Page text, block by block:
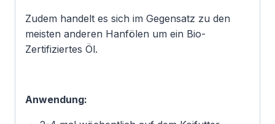
Zudem handelt es sich im Gegensatz zu den
meisten anderen Hanfölen um ein Bio-
Zertifiziertes Öl.
Anwendung: